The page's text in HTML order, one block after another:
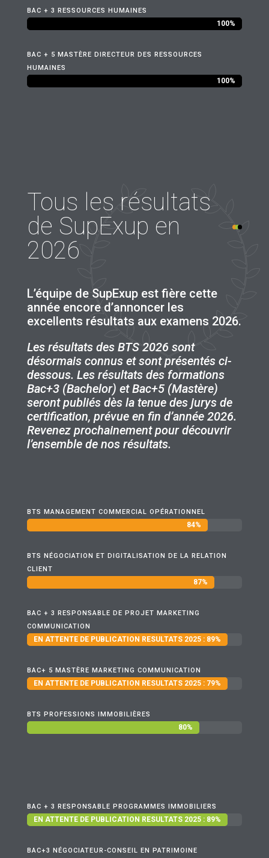
BAC + 3 RESSOURCES HUMAINES
100%
100%
BAC + 5 MASTÈRE DIRECTEUR DES RESSOURCES
HUMAINES
100%
100%
Tous les résultats
de SupExup en
2026
L’équipe de SupExupest fière cette
année encore d’annoncer les
excellents résultats aux examens 2026.
Les résultats des BTS 2026 sont
désormais connus et sont présentés ci-
dessous. Les résultats des formations
Bac+3 (Bachelor) et Bac+5 (Mastère)
seront publiés dès la tenue des jurys de
certification, prévue en fin d’année 2026.
Revenez prochainement pour découvrir
l’ensemble de nos résultats.
BTS MANAGEMENT COMMERCIAL OPÉRATIONNEL
84%
84%
BTS NÉGOCIATION ET DIGITALISATION DE LA RELATION
CLIENT
87%
87%
BAC + 3 RESPONSABLE DE PROJET MARKETING
COMMUNICATION
EN ATTENTE DE PUBLICATION RESULTATS 2025 : 89%
EN ATTENTE DE PUBLICATION RESULTATS 2025 : 89%
BAC+ 5 MASTÈRE MARKETING COMMUNICATION
EN ATTENTE DE PUBLICATION RESULTATS 2025 : 79%
EN ATTENTE DE PUBLICATION RESULTATS 2025 : 79%
BTS PROFESSIONS IMMOBILIÈRES
80%
80%
BAC + 3 RESPONSABLE PROGRAMMES IMMOBILIERS
EN ATTENTE DE PUBLICATION RESULTATS 2025 : 89%
EN ATTENTE DE PUBLICATION RESULTATS 2025 : 89%
BAC+3 NÉGOCIATEUR-CONSEIL EN PATRIMOINE